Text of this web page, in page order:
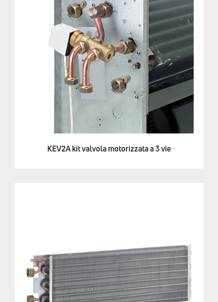
KEV2A kit valvola motorizzata a 3 vie